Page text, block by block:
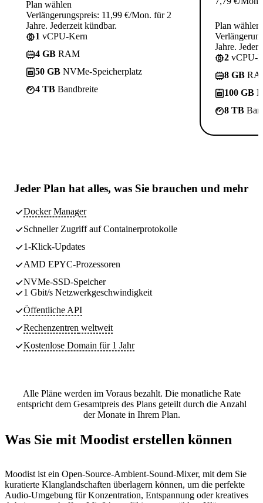
Plan wählen
Verlängerungspreis: 11,99 €/Mon. für 2
Jahre. Jederzeit kündbar.
1 vCPU-Kern
4 GB RAM
50 GB NVMe-Speicherplatz
4 TB Bandbreite
Plan wählen
Jahre.
2 vCPU-
8 GB
100 GB
8 TB
Jeder Plan hat alles, was Sie brauchen und mehr
Docker Manager
Schneller Zugriff auf Containerprotokolle
1-Klick-Updates
AMD EPYC-Prozessoren
NVMe-SSD-Speicher
1 Gbit/s Netzwerkgeschwindigkeit
Öffentliche API
Rechenzentren weltweit
Kostenlose Domain für 1 Jahr
Alle Pläne werden im Voraus bezahlt. Die monatliche Rate
entspricht dem Gesamtpreis des Plans geteilt durch die Anzahl
der Monate in Ihrem Plan.
Was Sie mit Moodist erstellen können
Moodist ist ein Open-Source-Ambient-Sound-Mixer, mit dem Sie
kuratierte Klanglandschaften überlagern können, um die perfekte
Audio-Umgebung für Konzentration, Entspannung oder kreatives